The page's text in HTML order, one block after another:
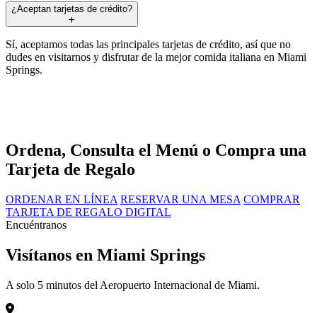
¿Aceptan tarjetas de crédito?
Sí, aceptamos todas las principales tarjetas de crédito, así que no
dudes en visitarnos y disfrutar de la mejor comida italiana en Miami
Springs.
Ordena, Consulta el Menú o Compra una
Tarjeta de Regalo
ORDENAR EN LÍNEA RESERVAR UNA MESA COMPRAR
TARJETA DE REGALO DIGITAL
Encuéntranos
Visítanos en Miami Springs
A solo 5 minutos del Aeropuerto Internacional de Miami.